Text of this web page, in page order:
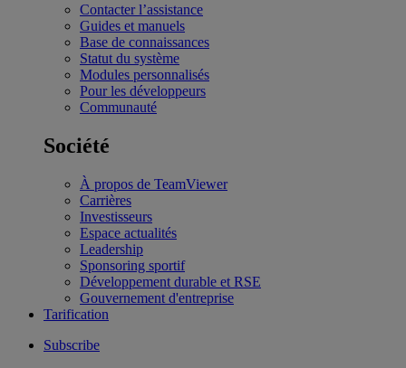
Contacter l’assistance
Guides et manuels
Base de connaissances
Statut du système
Modules personnalisés
Pour les développeurs
Communauté
Société
À propos de TeamViewer
Carrières
Investisseurs
Espace actualités
Leadership
Sponsoring sportif
Développement durable et RSE
Gouvernement d'entreprise
Tarification
Subscribe